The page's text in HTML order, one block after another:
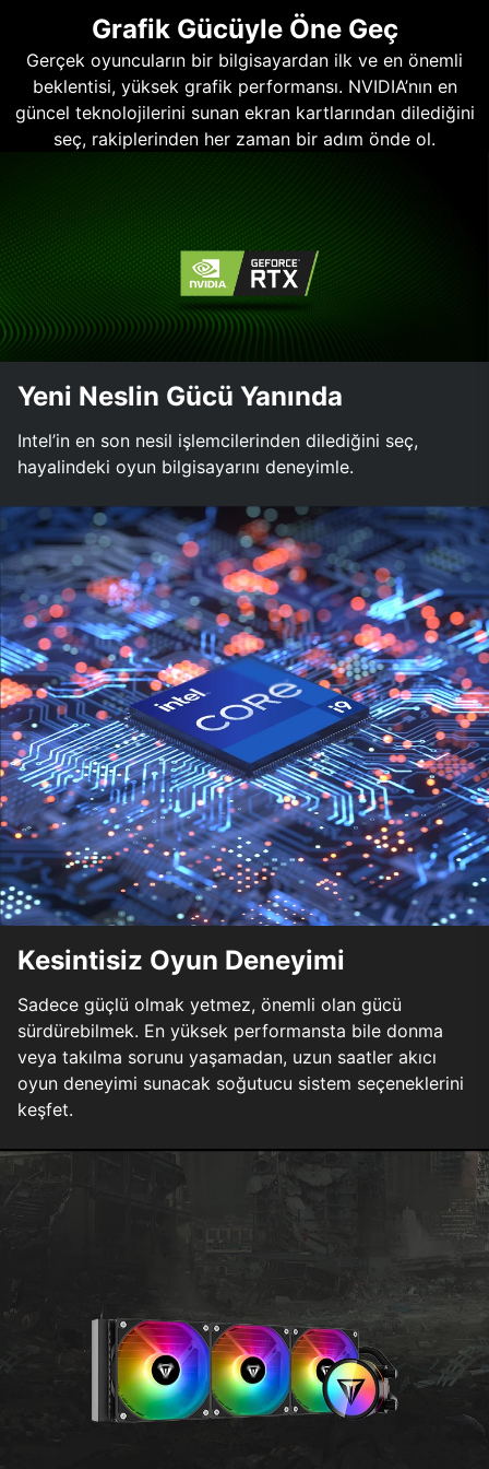
Grafik Gücüyle Öne Geç
Gerçek oyuncuların bir bilgisayardan ilk ve en önemli
beklentisi, yüksek grafik performansı. NVIDIA’nın en
güncel teknolojilerini sunan ekran kartlarından dilediğini
seç, rakiplerinden her zaman bir adım önde ol.
Yeni Neslin Gücü Yanında
Intel’in en son nesil işlemcilerinden dilediğini seç,
hayalindeki oyun bilgisayarını deneyimle.
Kesintisiz Oyun Deneyimi
Sadece güçlü olmak yetmez, önemli olan gücü
sürdürebilmek. En yüksek performansta bile donma
veya takılma sorunu yaşamadan, uzun saatler akıcı
oyun deneyimi sunacak soğutucu sistem seçeneklerini
keşfet.